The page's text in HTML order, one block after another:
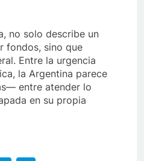
no solo describe un
fondos, sino que
Entre la urgencia
la Argentina parece
entre atender lo
en su propia